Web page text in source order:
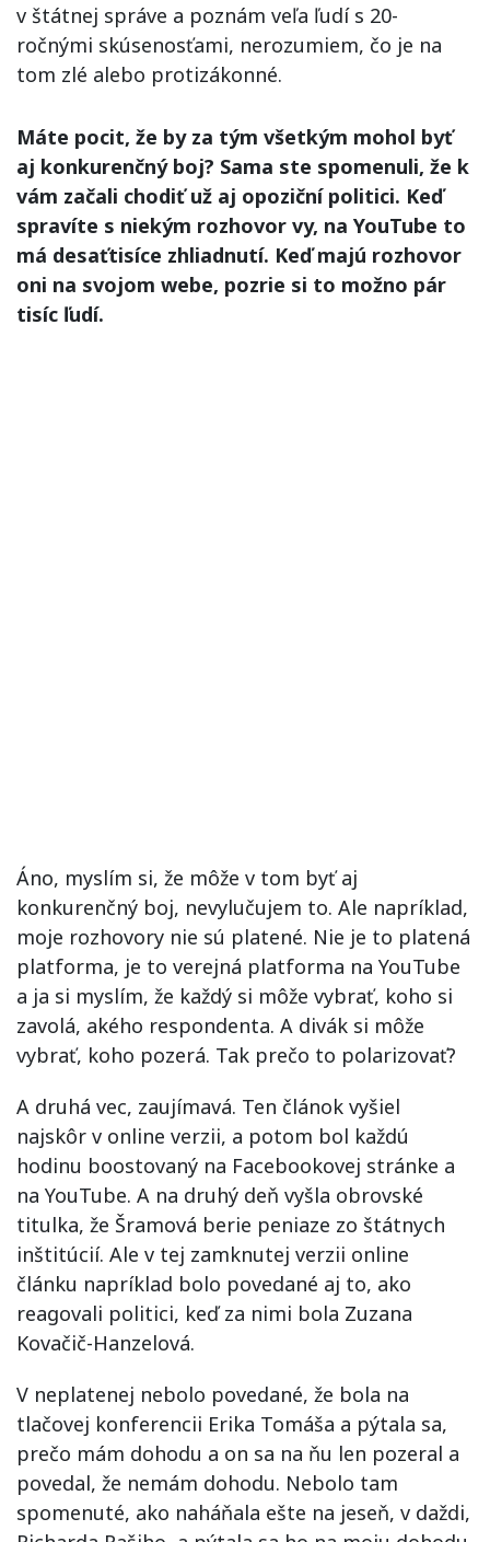
v štátnej správe a poznám veľa ľudí s 20-
ročnými skúsenosťami, nerozumiem, čo je na
tom zlé alebo protizákonné.
Máte pocit, že by za tým všetkým mohol byť
aj konkurenčný boj? Sama ste spomenuli, že k
vám začali chodiť už aj opoziční politici. Keď
spravíte s niekým rozhovor vy, na YouTube to
má desaťtisíce zhliadnutí. Keď majú rozhovor
oni na svojom webe, pozrie si to možno pár
tisíc ľudí.
Áno, myslím si, že môže v tom byť aj
konkurenčný boj, nevylučujem to. Ale napríklad,
moje rozhovory nie sú platené. Nie je to platená
platforma, je to verejná platforma na YouTube
a ja si myslím, že každý si môže vybrať, koho si
zavolá, akého respondenta. A divák si môže
vybrať, koho pozerá. Tak prečo to polarizovať?
A druhá vec, zaujímavá. Ten článok vyšiel
najskôr v online verzii, a potom bol každú
hodinu boostovaný na Facebookovej stránke a
na YouTube. A na druhý deň vyšla obrovské
titulka, že Šramová berie peniaze zo štátnych
inštitúcií. Ale v tej zamknutej verzii online
článku napríklad bolo povedané aj to, ako
reagovali politici, keď za nimi bola Zuzana
Kovačič-Hanzelová.
V neplatenej nebolo povedané, že bola na
tlačovej konferencii Erika Tomáša a pýtala sa,
prečo mám dohodu a on sa na ňu len pozeral a
povedal, že nemám dohodu. Nebolo tam
spomenuté, ako naháňala ešte na jeseň, v daždi,